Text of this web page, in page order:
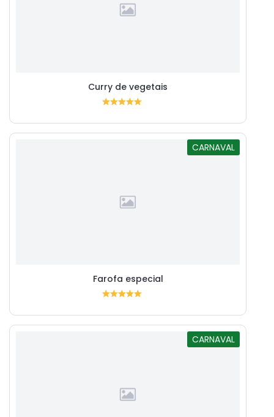
Curry de vegetais
CARNAVAL
Farofa especial
CARNAVAL